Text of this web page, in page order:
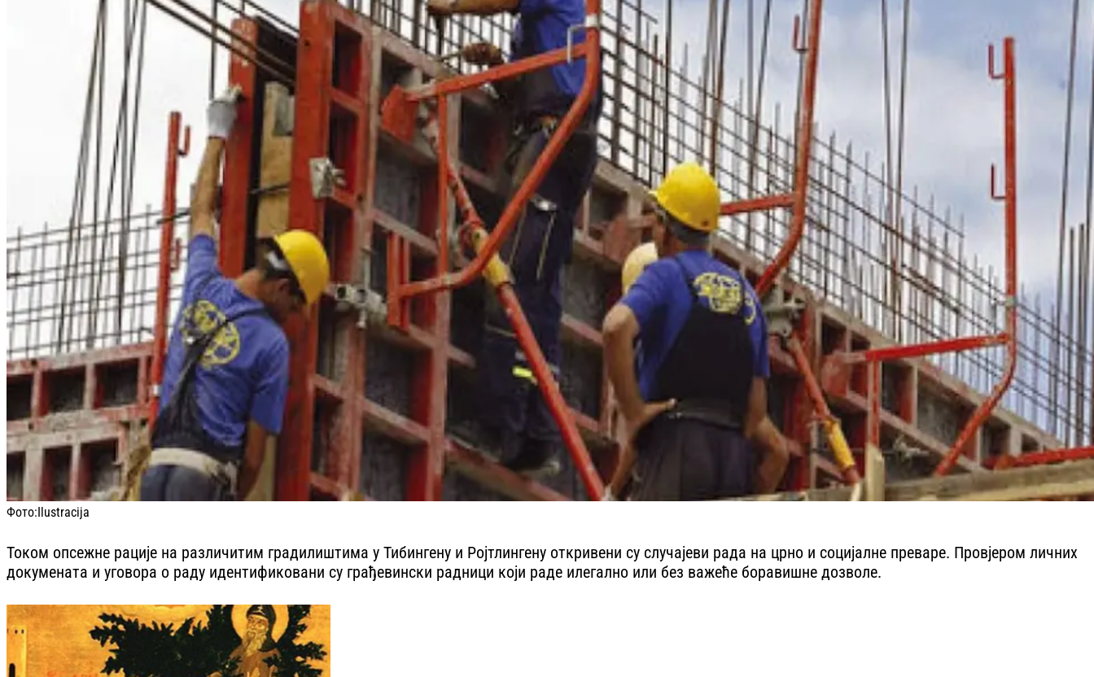
Фото:Ilustracija
Током опсежне рације на различитим градилиштима у Тибингену и Ројтлингену откривени су случајеви рада на црно и социјалне преваре. Провјером личних
докумената и уговора о раду идентификовани су грађевински радници који раде илегално или без важеће боравишне дозволе.